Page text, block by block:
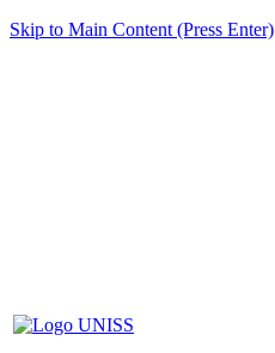
Skip to Main Content (Press Enter)